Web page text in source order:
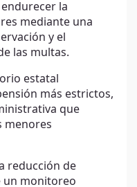
endurecer la
mediante una
y el
las multas.
estatal
más estrictos,
que
menores
reducción de
un monitoreo